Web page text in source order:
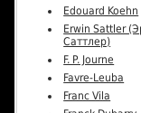
Edouard Koehn
Erwin Sattler
Саттлер)
F. P. Journe
Favre-Leuba
Franc Vila